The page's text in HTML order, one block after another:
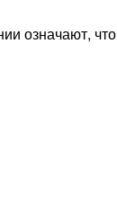
означают, что